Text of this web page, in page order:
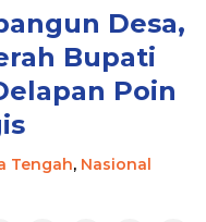
Desa,
Bupati
Poin
Tengah, Nasional